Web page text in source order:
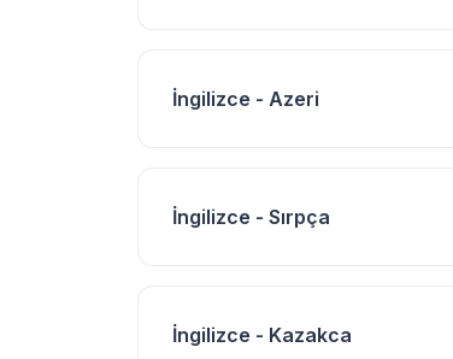
İngilizce - Azeri
İngilizce - Sırpça
İngilizce - Kazakca